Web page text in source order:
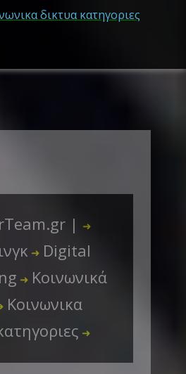
| ➜
➜ Digital
➜ Κοινωνικά
Κοινωνικα
➜